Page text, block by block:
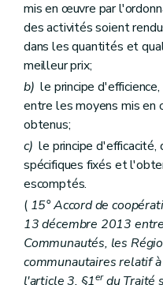
ChapitreI
Art.90
ChapitreII
Art.91
Art.
Art.93
TitreIV
Art.94
Art.
Art. 96
TitreV
ChapitreIer
Art.
ChapitreII
Art.98
TitreVI
ChapitreI er
Art.99
ChapitreII
Du
mis en œuvre par
des activités soient
dans les quantités et
meilleur prix;
b) le principe
entre les moyens mis
obtenus;
c) le principe
spécifiques fixés et
escomptés.
( 15° Accord de
13 décembre 2013
Communautés, les
communautaires relatif
l'article 3, §1erdu Traité